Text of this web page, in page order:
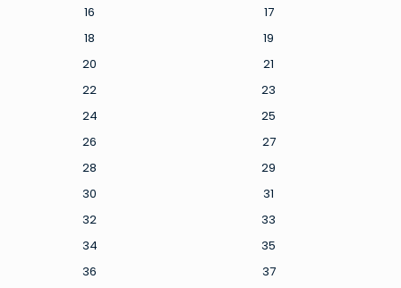
16
17
18
19
20
21
22
23
24
25
26
27
28
29
30
31
32
33
34
35
36
37